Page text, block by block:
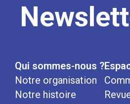
Qui sommes-nous ?
Notre organisation
Notre histoire